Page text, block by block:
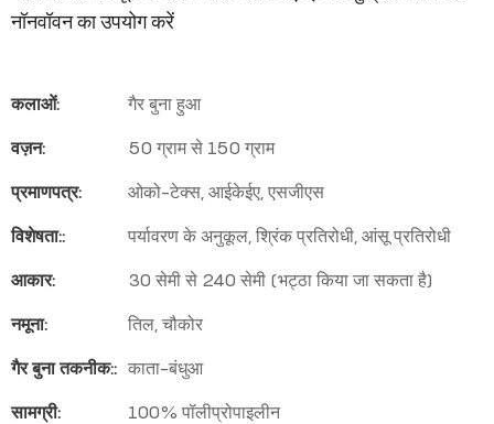
नॉनवॉवन का उपयोग करें
कलाओं:
गैर बुना हुआ
वज़न:
50 ग्राम से 150 ग्राम
प्रमाणपत्र:
ओको-टेक्स, आईकेईए, एसजीएस
विशेषता::
पर्यावरण के अनुकूल, श्रिंक प्रतिरोधी, आंसू प्रतिरोधी
आकार:
30 सेमी से 240 सेमी (भट्ठा किया जा सकता है)
नमूना:
तिल, चौकोर
गैर बुना तकनीक:: काता-बंधुआ
सामग्री:
100% पॉलीप्रोपाइलीन